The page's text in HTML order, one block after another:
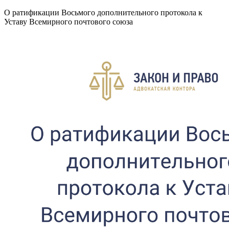
О ратификации Восьмого дополнительного протокола к
Уставу Всемирного почтового союза